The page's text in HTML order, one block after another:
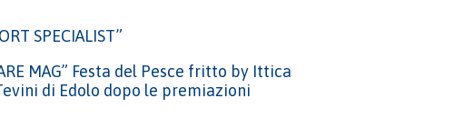
SPECIALIST”
MAG” Festa del Pesce fritto by Ittica
di Edolo dopo le premiazioni